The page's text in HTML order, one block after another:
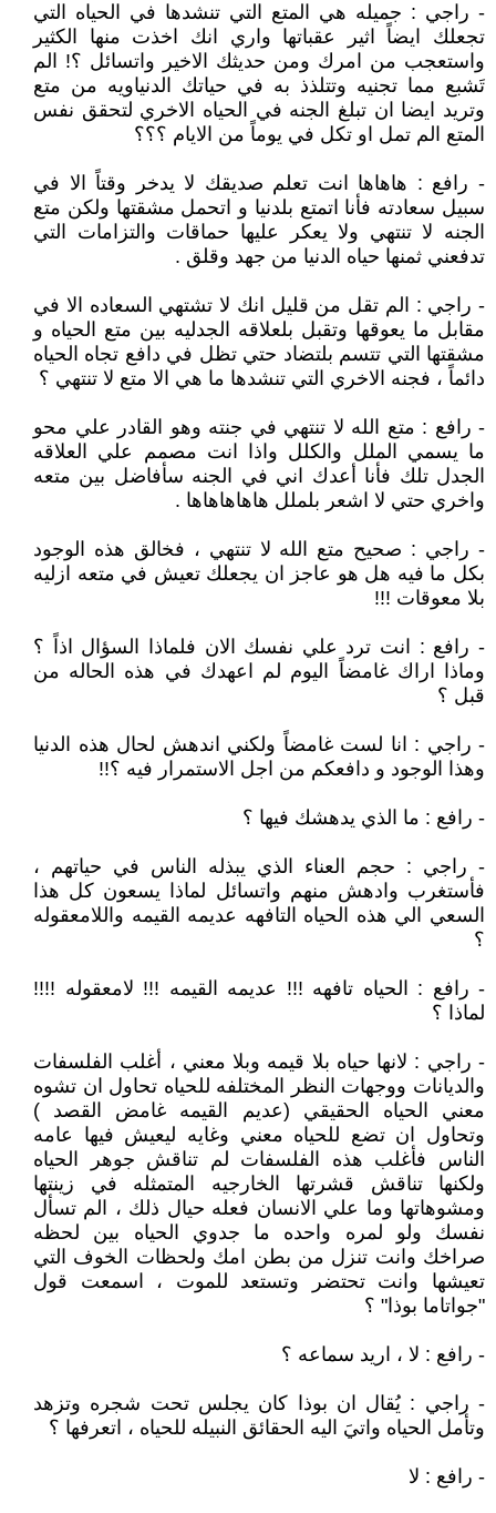
- راجي : جميله هي المتع التي تنشدها في الحياه التي
تجعلك ايضاً اثير عقباتها واري انك اخذت منها الكثير
واستعجب من امرك ومن حديثك الاخير واتسائل ؟! الم
تَشبع مما تجنيه وتتلذذ به في حياتك الدنياويه من متع
وتريد ايضا ان تبلغ الجنه في الحياه الاخري لتحقق نفس
المتع الم تمل او تكل في يوماً من الايام ؟؟؟
- رافع : هاهاها انت تعلم صديقك لا يدخر وقتاً الا في
سبيل سعادته فأنا اتمتع بلدنيا و اتحمل مشقتها ولكن متع
الجنه لا تنتهي ولا يعكر عليها حماقات والتزامات التي
تدفعني ثمنها حياه الدنيا من جهد وقلق .
- راجي : الم تقل من قليل انك لا تشتهي السعاده الا في
مقابل ما يعوقها وتقبل بلعلاقه الجدليه بين متع الحياه و
مشقتها التي تتسم بلتضاد حتي تظل في دافع تجاه الحياه
دائماً ، فجنه الاخري التي تنشدها ما هي الا متع لا تنتهي ؟
- رافع : متع الله لا تنتهي في جنته وهو القادر علي محو
ما يسمي الملل والكلل واذا انت مصمم علي العلاقه
الجدل تلك فأنا أعدك اني في الجنه سأفاضل بين متعه
واخري حتي لا اشعر بلملل هاهاهاهاها .
- راجي : صحيح متع الله لا تنتهي ، فخالق هذه الوجود
بكل ما فيه هل هو عاجز ان يجعلك تعيش في متعه ازليه
بلا معوقات !!!
- رافع : انت ترد علي نفسك الان فلماذا السؤال اذاً ؟
وماذا اراك غامضاً اليوم لم اعهدك في هذه الحاله من
قبل ؟
- راجي : انا لست غامضاً ولكني اندهش لحال هذه الدنيا
وهذا الوجود و دافعكم من اجل الاستمرار فيه ؟!!
- رافع : ما الذي يدهشك فيها ؟
- راجي : حجم العناء الذي يبذله الناس في حياتهم ،
فأستغرب وادهش منهم واتسائل لماذا يسعون كل هذا
السعي الي هذه الحياه التافهه عديمه القيمه واللامعقوله
؟
- رافع : الحياه تافهه !!! عديمه القيمه !!! لامعقوله !!!!
لماذا ؟
- راجي : لانها حياه بلا قيمه وبلا معني ، أغلب الفلسفات
والديانات ووجهات النظر المختلفه للحياه تحاول ان تشوه
معني الحياه الحقيقي (عديم القيمه غامض القصد )
وتحاول ان تضع للحياه معني وغايه ليعيش فيها عامه
الناس فأغلب هذه الفلسفات لم تناقش جوهر الحياه
ولكنها تناقش قشرتها الخارجيه المتمثله في زينتها
ومشوهاتها وما علي الانسان فعله حيال ذلك ، الم تسأل
نفسك ولو لمره واحده ما جدوي الحياه بين لحظه
صراخك وانت تنزل من بطن امك ولحظات الخوف التي
تعيشها وانت تحتضر وتستعد للموت ، اسمعت قول
"جواتاما بوذا" ؟
- رافع : لا ، اريد سماعه ؟
- راجي : يُقال ان بوذا كان يجلس تحت شجره وتزهد
وتأمل الحياه واتيَ اليه الحقائق النبيله للحياه ، اتعرفها ؟
- رافع : لا